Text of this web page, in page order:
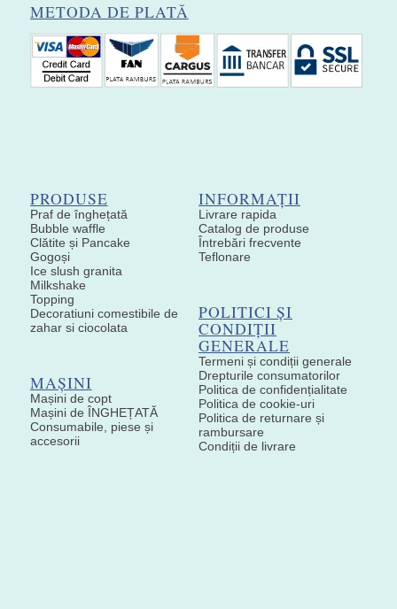
METODA DE PLATĂ
PRODUSE
Praf de înghețată
Bubble waffle
Clătite și Pancake
Gogoși
Ice slush granita
Milkshake
Topping
Decoratiuni comestibile de
zahar si ciocolata
MAȘINI
Mașini de copt
Mașini de ÎNGHEȚATĂ
Consumabile, piese și
accesorii
INFORMAȚII
Livrare rapida
Catalog de produse
Întrebări frecvente
Teflonare
POLITICI ȘI
CONDIȚII
GENERALE
Termeni și condiții generale
Drepturile consumatorilor
Politica de confidențialitate
Politica de cookie-uri
Politica de returnare și
rambursare
Condiții de livrare